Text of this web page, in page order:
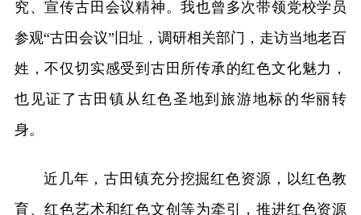
究、宣传古田会议精神。我也曾多次带领党校学员
参观“古田会议”旧址，调研相关部门，走访当地老百
姓，不仅切实感受到古田所传承的红色文化魅力，
也见证了古田镇从红色圣地到旅游地标的华丽转
身。
近几年，古田镇充分挖掘红色资源，以红色教
育、红色艺术和红色文创等为牵引，推进红色资源